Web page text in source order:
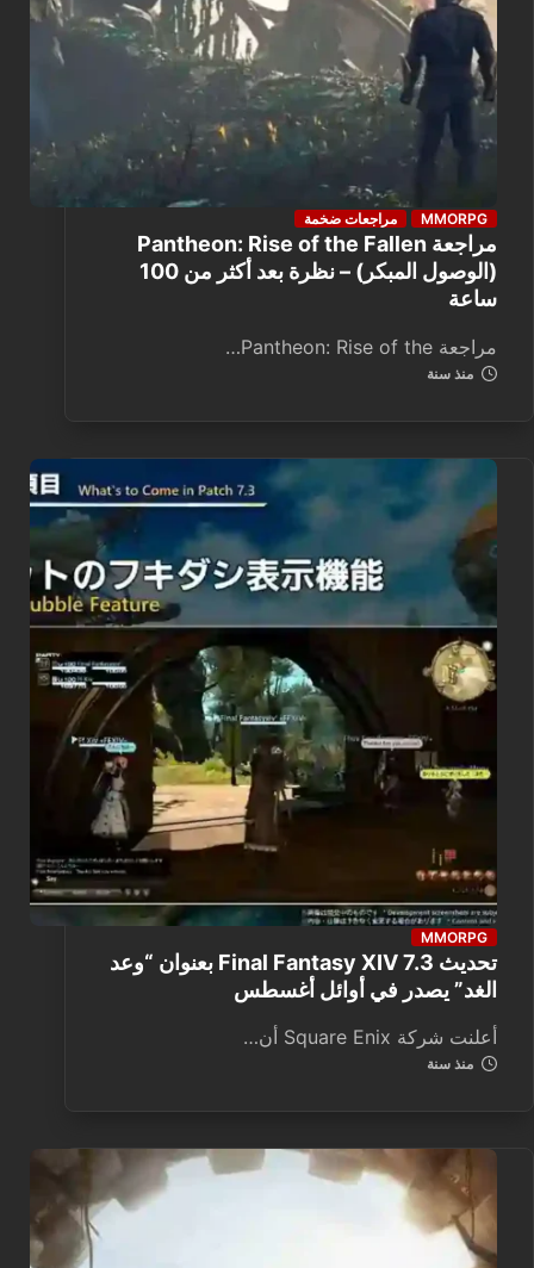
MMORPG مراجعات ضخمة
مراجعة Pantheon: Rise of the Fallen
(الوصول المبكر) – نظرة بعد أكثر من 100
ساعة
مراجعة Pantheon: Rise of the…
منذ سنة
MMORPG
تحديث Final Fantasy XIV 7.3 بعنوان “وعد
الغد” يصدر في أوائل أغسطس
أعلنت شركة Square Enix أن…
منذ سنة